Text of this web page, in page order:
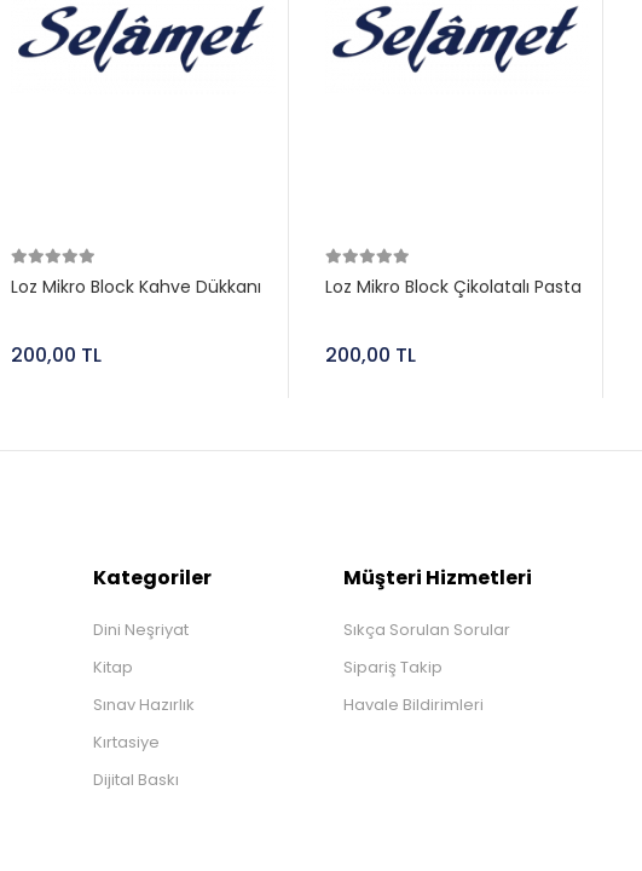
Loz Mikro Block Kahve Dükkanı
200,00 TL
Loz Mikro Block Çikolatalı Pasta
200,00 TL
Kategoriler
Dini Neşriyat
Kitap
Sınav Hazırlık
Kırtasiye
Dijital Baskı
Müşteri Hizmetleri
Sıkça Sorulan Sorular
Sipariş Takip
Havale Bildirimleri